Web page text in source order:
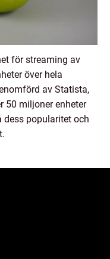
för streaming av
över hela
av Statista,
50 miljoner enheter
dess popularitet och